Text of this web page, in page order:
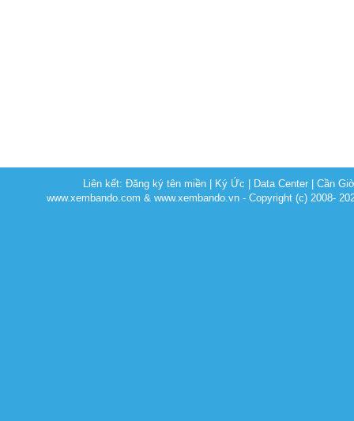
Liên kết:Đăng ký tên miền Ký Ức Data Center |Cần
www.xembando.com & www.xembando.vn - Copyright (c) 2008-